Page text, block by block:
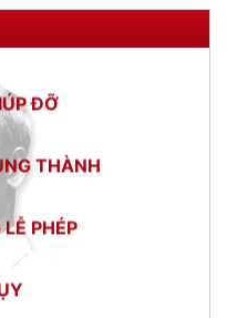
ĐỠ
THÀNH
PHÉP
KHÉO